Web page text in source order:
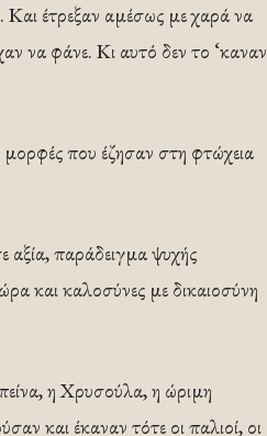
έτρεξαν αμέσως με χαρά να
να φάνε. Κι αυτό δεν το ‘καναν
που έζησαν στη φτώχεια
παράδειγμα ψυχής
και καλοσύνες με δικαιοσύνη
η Χρυσούλα, η ώριμη
και έκαναν τότε οι παλιοί, οι